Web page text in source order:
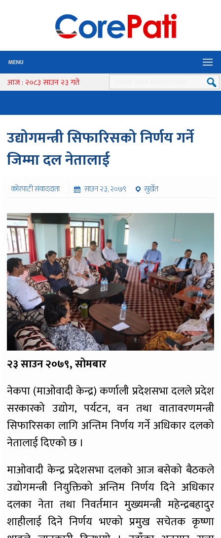
MENU
आज : २०८३ साउन २३ गते
उद्योगमन्त्री सिफारिसको निर्णय गर्ने
जिम्मा दल नेतालाई
कोरपाटी संवाददाता साउन २३, २०७९
सुर्खेत
२३ साउन २०७९, सोमबार
नेकपा (माओवादी केन्द्र) कर्णाली प्रदेशसभा दलले प्रदेश
सरकारको उद्योग, पर्यटन, वन तथा वातावरणमन्त्री
सिफारिसका लागि अन्तिम निर्णय गर्ने अधिकार दलको
नेतालाई दिएको छ ।
माओवादी केन्द्र प्रदेशसभा दलको आज बसेको बैठकले
उद्योगमन्त्री नियुक्तिको अन्तिम निर्णय दिने अधिकार
दलका नेता तथा निवर्तमान मुख्यमन्त्री महेन्द्रबहादुर
शाहीलाई दिने निर्णय भएको प्रमुख सचेतक कृष्णा